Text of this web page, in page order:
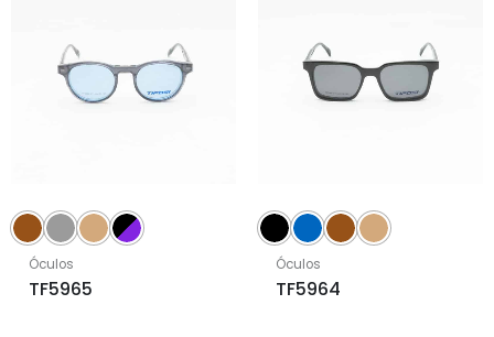
Óculos
TF5965
Óculos
TF5964